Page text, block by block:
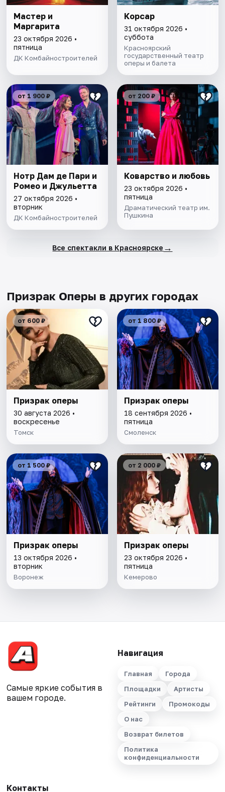
Мастер и
Маргарита
23 октября 2026 •
пятница
ДК Комбайностроителей
Корсар
31 октября 2026 •
суббота
Красноярский
государственный театр
оперы и балета
от 1 900 ₽
Нотр Дам де Пари и
Ромео и Джульетта
27 октября 2026 •
вторник
ДК Комбайностроителей
от 200 ₽
Коварство и любовь
23 октября 2026 •
пятница
Драматический театр им.
Пушкина
Все спектакли в Красноярске →
Призрак Оперы в других городах
от 600 ₽
Призрак оперы
30 августа 2026 •
воскресенье
Томск
от 1 800 ₽
Призрак оперы
18 сентября 2026 •
пятница
Смоленск
от 1 500 ₽
Призрак оперы
13 октября 2026 •
вторник
Воронеж
от 2 000 ₽
Призрак оперы
23 октября 2026 •
пятница
Кемерово
Самые яркие события в
вашем городе.
Навигация
Главная
Города
Площадки
Артисты
Рейтинги
Промокоды
О нас
Возврат билетов
Политика
конфиденциальности
Контакты